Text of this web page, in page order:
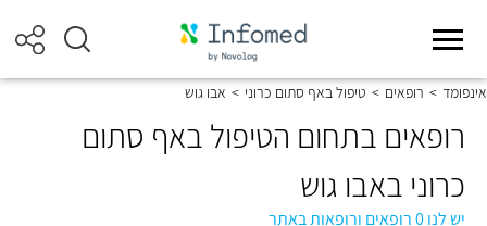
אינפומד > רופאים > טיפול באף סתום כרוני > אבו גוש
רופאים בתחום הטיפול באף סתום
כרוני באבו גוש
יש לנו 0 רופאים ורופאות באתר